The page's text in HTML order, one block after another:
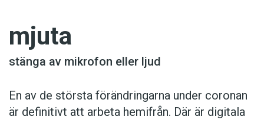
mjuta
stänga av mikrofon eller ljud
En av de största förändringarna under coronan
är definitivt att arbeta hemifrån. Där är digitala